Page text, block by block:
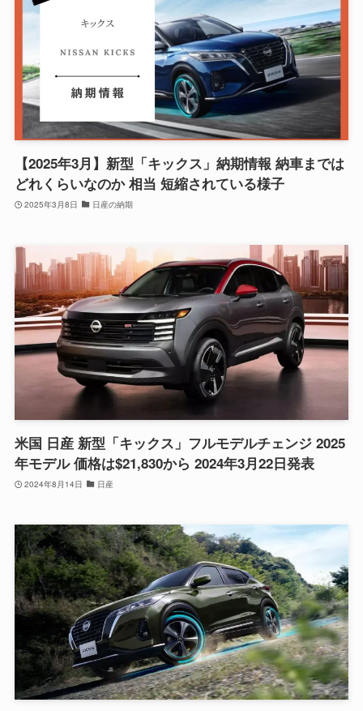
【2025年3月】新型「キックス」納期情報 納車までは
どれくらいなのか 相当 短縮されている様子
2025年3月8日 日産の納期
米国 日産 新型「キックス」フルモデルチェンジ 2025
年モデル 価格は$21,830から 2024年3月22日発表
2024年8月14日 日産